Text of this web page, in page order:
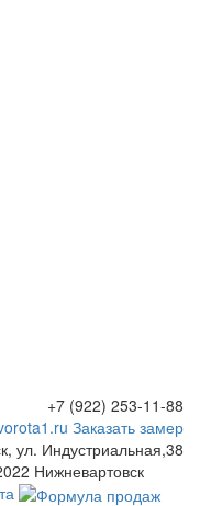
+7 (922) 253-11-88
Заказать замер
ул. Индустриальная,38
Нижневартовск